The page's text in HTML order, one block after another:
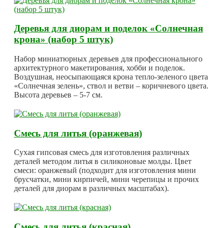
Деревья для диорам и поделок «Солнечная
крона» (набор 5 штук)
Набор миниатюрных деревьев для профессионального
архитектурного макетирования, хобби и поделок.
Воздушная, неосыпающаяся крона тепло-зеленого цвета
«Солнечная зелень», ствол и ветви – коричневого цвета.
Высота деревьев – 5-7 см.
Смесь для литья (оранжевая)
Сухая гипсовая смесь для изготовления различных
деталей методом литья в силиконовые молды. Цвет
смеси: оранжевый (подходит для изготовления мини
брусчатки, мини кирпичей, мини черепицы и прочих
деталей для диорам в различных масштабах).